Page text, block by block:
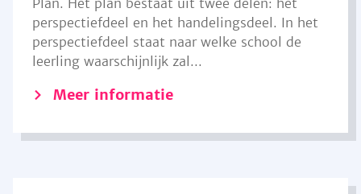
Plan. Het plan bestaat uit twee delen: het
perspectiefdeel en het handelingsdeel. In het
perspectiefdeel staat naar welke school de
leerling waarschijnlijk zal...
Meer informatie